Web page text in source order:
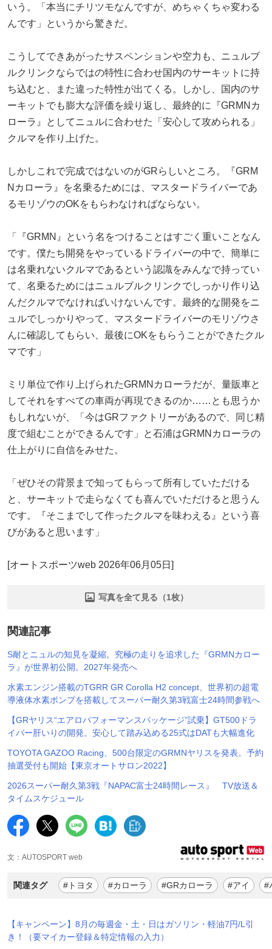
いう。「本当にチリツモなんですが、めちゃくちゃ変わる
んです」というから驚きだ。
こうしてできあがったサスペンションや空力も、ニュルブ
ルクリンクならではの特性に合わせ国内のサーキットに持
ち込むと、また違った特性が出てくる。しかし、国内のサ
ーキットでも膨大な評価を繰り返し、最終的に『GRMNカ
ローラ』としてニュルに合わせた「安心して攻められる」
クルマを作り上げた。
しかしこれで完成ではないのがGRらしいところ。『GRM
Nカローラ』を名乗るためには、マスタードライバーであ
るモリゾウのOKをもらわなければならない。
「『GRMN』という名をつけることはすごく重いことなん
です。僕たち開発をやっているドライバーの中で、簡単に
は名乗れないクルマであるという認識をみんなで持ってい
て、名乗るためにはニュルブルクリンクでしっかり作り込
んだクルマでなければいけないんです。最終的な開発をニ
ュルでしっかりやって、マスタードライバーのモリゾウさ
んに確認してもらい、最後にOKをもらうことができたクル
マです」
ミリ単位で作り上げられたGRMNカローラだが、量販車と
してそれをすべての車両が再現できるのか……とも思うか
もしれないが、「今はGRファクトリーがあるので、同じ精
度で組むことができるんです」と石浦はGRMNカローラの
仕上がりに自信をみせた。
「ぜひその背景まで知ってもらって所有していただける
と、サーキットで走らなくても喜んでいただけると思うん
です。『そこまでして作ったクルマを味わえる』という喜
びがあると思います」
[オートスポーツweb 2026年06月05日]
写真を全て見る（1枚）
関連記事
S耐とニュルの知見を凝縮。究極の走りを追求した『GRMNカロー
ラ』が世界初公開。2027年発売へ
水素エンジン搭載のTGRR GR Corolla H2 concept、世界初の超電
導液体水素ポンプを搭載してスーパー耐久第3戦富士24時間参戦へ
【GRヤリス“エアロパフォーマンスパッケージ”試乗】GT500ドラ
イバー肝いりの開発。安心して踏み込める25式はDATも大幅進化
TOYOTA GAZOO Racing、500台限定のGRMNヤリスを発表。予約
抽選受付も開始【東京オートサロン2022】
2026スーパー耐久第3戦『NAPAC富士24時間レース』 TV放送＆
タイムスケジュール
文：AUTOSPORT web
関連タグ #トヨタ #カローラ #GRカローラ #アイ #
【キャンペーン】8月の毎週金・土・日はガソリン・軽油7円/L引
き！（要マイカー登録＆特定情報の入力）